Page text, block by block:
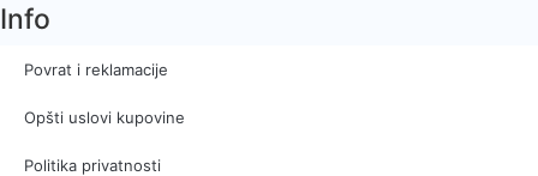
Info
Povrat i reklamacije
Opšti uslovi kupovine
Politika privatnosti